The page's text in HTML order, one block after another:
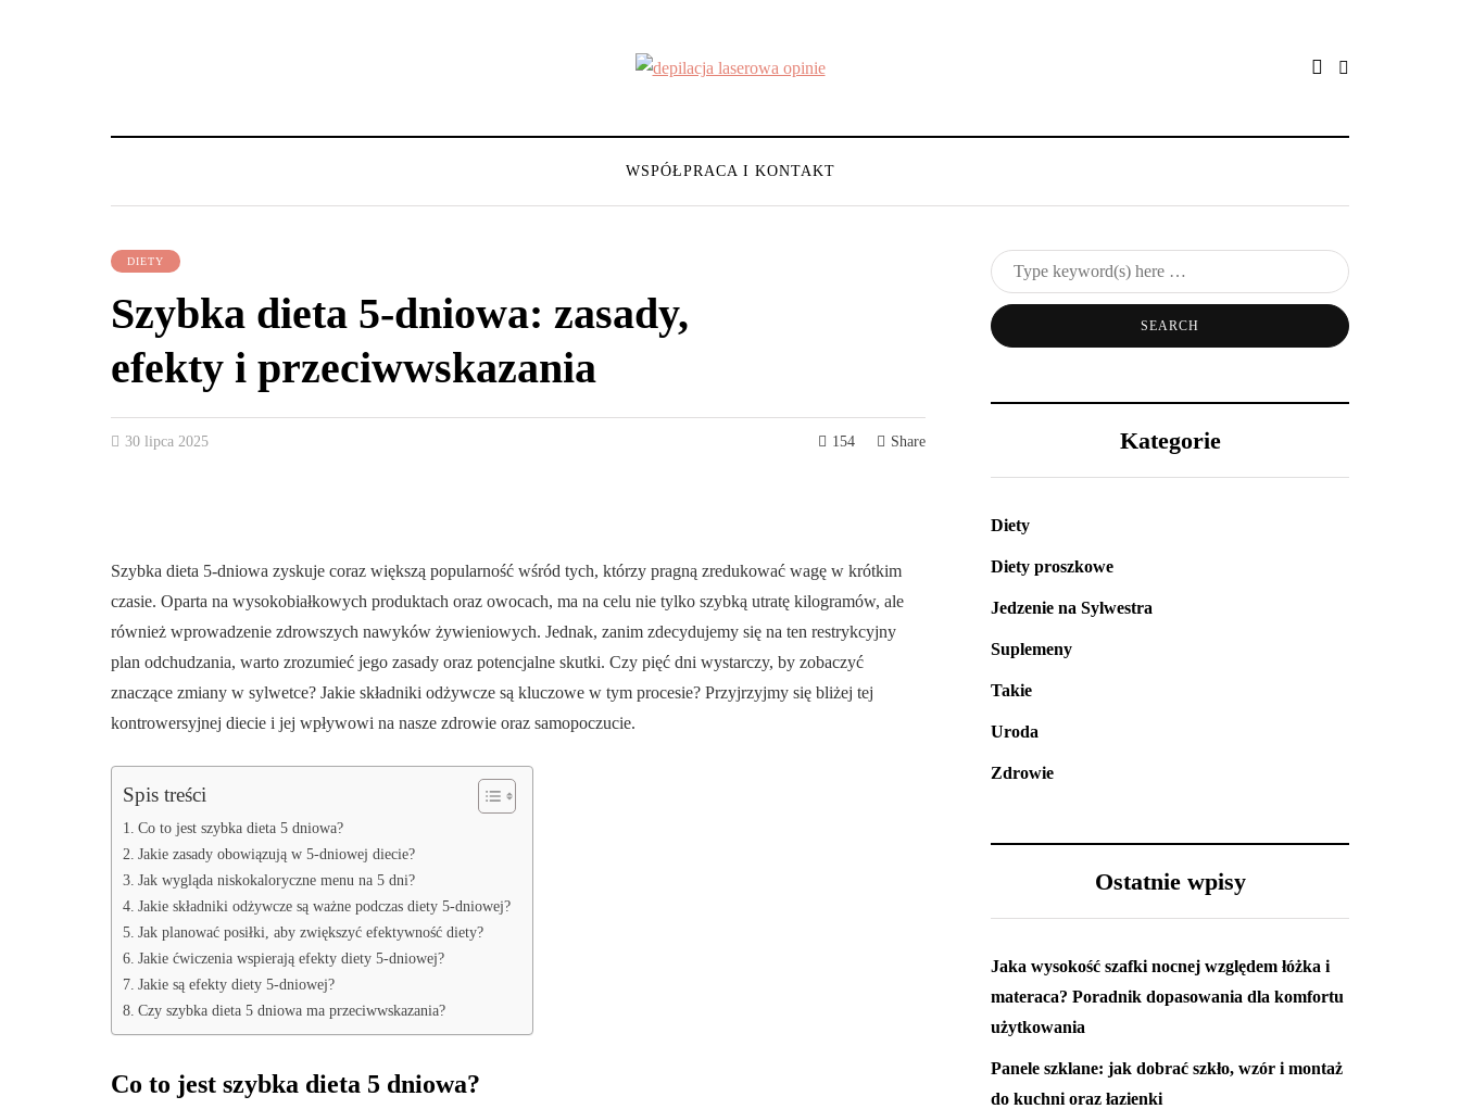
WSPÓŁPRACA I KONTAKT
DIETY
Szybka dieta 5-dniowa: zasady,
efekty i przeciwwskazania
30 lipca 2025 154 Share
Szybka dieta 5-dniowa zyskuje coraz większą popularność wśród tych, którzy pragną zredukować wagę w krótkim
czasie. Oparta na wysokobiałkowych produktach oraz owocach, ma na celu nie tylko szybką utratę kilogramów, ale
również wprowadzenie zdrowszych nawyków żywieniowych. Jednak, zanim zdecydujemy się na ten restrykcyjny
plan odchudzania, warto zrozumieć jego zasady oraz potencjalne skutki. Czy pięć dni wystarczy, by zobaczyć
znaczące zmiany w sylwetce? Jakie składniki odżywcze są kluczowe w tym procesie? Przyjrzyjmy się bliżej tej
kontrowersyjnej diecie i jej wpływowi na nasze zdrowie oraz samopoczucie.
Spis treści
Co to jest szybka dieta 5 dniowa?
Jakie zasady obowiązują w 5-dniowej diecie?
Jak wygląda niskokaloryczne menu na 5 dni?
Jakie składniki odżywcze są ważne podczas diety 5-dniowej?
Jak planować posiłki, aby zwiększyć efektywność diety?
Jakie ćwiczenia wspierają efekty diety 5-dniowej?
Jakie są efekty diety 5-dniowej?
Czy szybka dieta 5 dniowa ma przeciwwskazania?
Co to jest szybka dieta 5 dniowa?
Kategorie
Diety
Diety proszkowe
Jedzenie na Sylwestra
Suplemeny
Takie
Uroda
Zdrowie
Ostatnie wpisy
Jaka wysokość szafki nocnej względem łóżka i
materaca? Poradnik dopasowania dla komfortu
użytkowania
Panele szklane: jak dobrać szkło, wzór i montaż
do kuchni oraz łazienki